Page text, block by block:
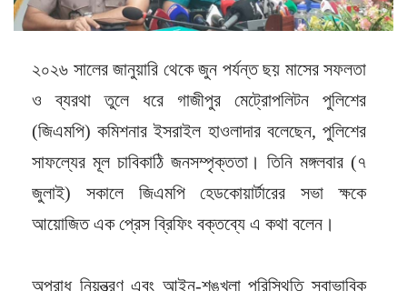
২০২৬ সালের জানুয়ারি থেকে জুন পর্যন্ত ছয় মাসের সফলতা
ও ব্যরথা তুলে ধরে গাজীপুর মেট্রোপলিটন পুলিশের
(জিএমপি) কমিশনার ইসরাইল হাওলাদার বলেছেন, পুলিশের
সাফল্যের মূল চাবিকাঠি জনসম্পৃক্ততা। তিনি মঙ্গলবার (৭
জুলাই) সকালে জিএমপি হেডকোয়ার্টারের সভা ক্ষকে
আয়োজিত এক প্রেস ব্রিফিং বক্তব্যে এ কথা বলেন।
অপরাধ নিয়ন্ত্রণ এবং আইন-শৃঙ্খলা পরিস্থিতি স্বাভাবিক